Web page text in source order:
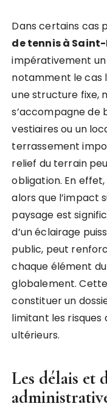
Dans certains cas
de tennis à
impérativement un
notamment le cas
une structure fixe,
s’accompagne de
vestiaires ou un
terrassement
relief du terrain
obligation. En
alors que l’impact
paysage est
d’un éclairage
public, peut
chaque élément
globalement.
constituer un
limitant les risques
ultérieurs.
Les délais et